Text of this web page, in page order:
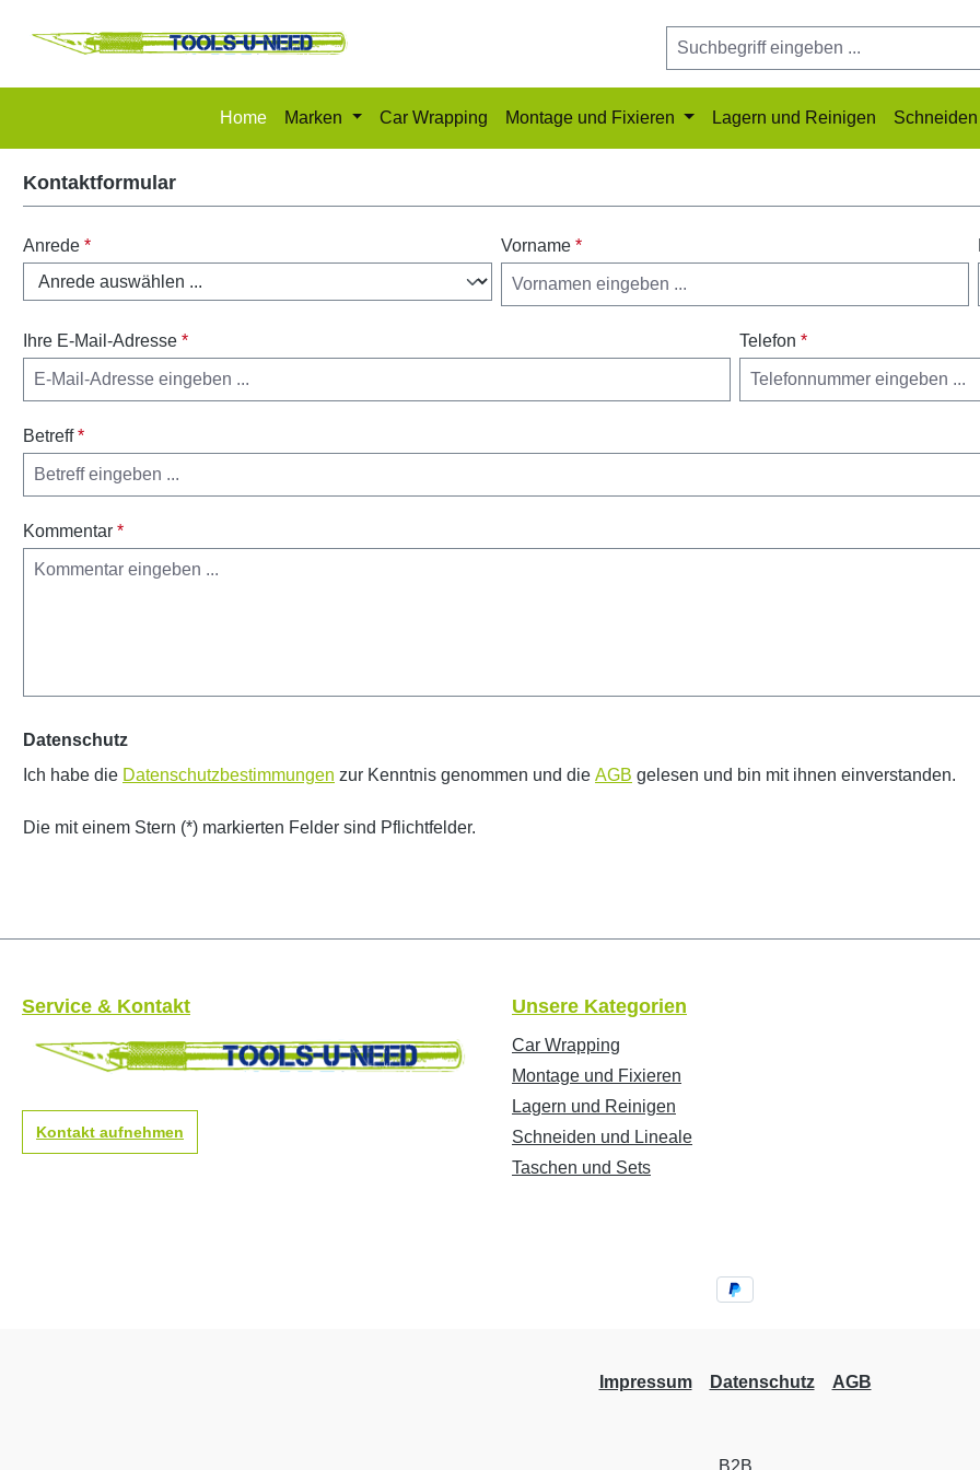
Home Marken Car Wrapping Montage und Fixieren Lagern und Reinigen
Kontaktformular
Anrede * Vorname *
Ihre E-Mail-Adresse * Telefon *
Betreff*
Kommentar *
Datenschutz
Ich habe die Datenschutzbestimmungen zur Kenntnis genommen und die AGB gelesen und bin mit ihnen einverstanden.
Die mit einem Stern (*) markierten Felder sind Pflichtfelder.
Service & Kontakt
Kontakt aufnehmen
Unsere Kategorien
Car Wrapping
Montage und Fixieren
Lagern und Reinigen
Schneiden und Lineale
Taschen und Sets
Impressum Datenschutz AGB
B2B